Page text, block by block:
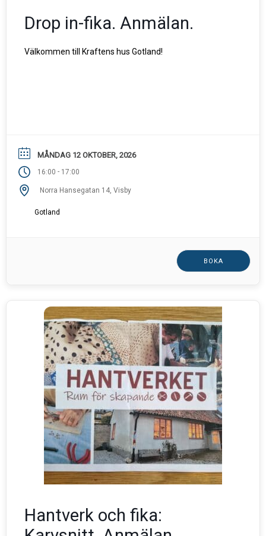
Drop in-fika. Anmälan.
Välkommen till Kraftens hus Gotland!
MÅNDAG 12 OKTOBER, 2026
16:00 - 17:00
Norra Hansegatan 14, Visby
Gotland
BOKA
Hantverk och fika: